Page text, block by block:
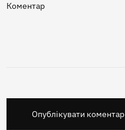
Коментар
Опублікувати коментар